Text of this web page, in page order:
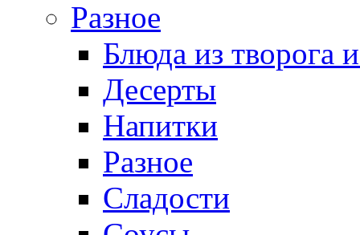
Разное
Блюда из творога
Десерты
Напитки
Разное
Сладости